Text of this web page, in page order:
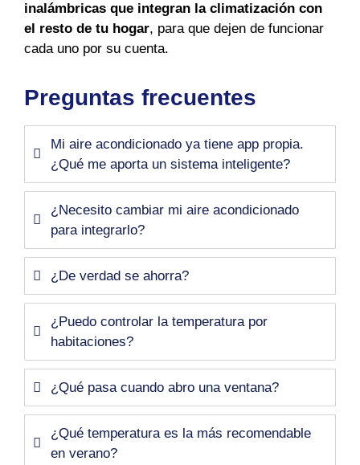
inalámbricas que integran la climatización con
el resto de tu hogar, para que dejen de funcionar
cada uno por su cuenta.
Preguntas frecuentes
Mi aire acondicionado ya tiene app propia.
¿Qué me aporta un sistema inteligente?
¿Necesito cambiar mi aire acondicionado
para integrarlo?
¿De verdad se ahorra?
¿Puedo controlar la temperatura por
habitaciones?
¿Qué pasa cuando abro una ventana?
¿Qué temperatura es la más recomendable
en verano?